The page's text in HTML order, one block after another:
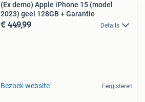
(Ex demo) Apple iPhone 15 (model
2023) geel 128GB + Garantie
€ 449,99 Details
Bezoek website Eergisteren